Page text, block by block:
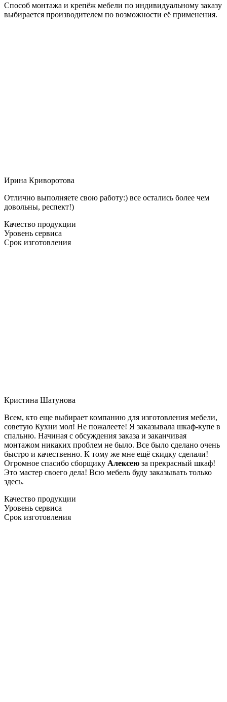
Способ монтажа и крепёж мебели по индивидуальному заказу
выбирается производителем по возможности её применения.
Ирина Криворотова
Отлично выполняете свою работу:) все остались более чем
довольны, респект!)
Качество продукции
Уровень сервиса
Срок изготовления
Кристина Шатунова
Всем, кто еще выбирает компанию для изготовления мебели,
советую Кухни мол! Не пожалеете! Я заказывала шкаф-купе в
спальню. Начиная с обсуждения заказа и заканчивая
монтажом никаких проблем не было. Все было сделано очень
быстро и качественно. К тому же мне ещё скидку сделали!
Огромное спасибо сборщику Алексею за прекрасный шкаф!
Это мастер своего дела! Всю мебель буду заказывать только
здесь.
Качество продукции
Уровень сервиса
Срок изготовления